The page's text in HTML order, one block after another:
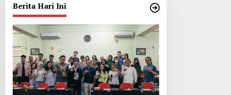
Berita Hari Ini